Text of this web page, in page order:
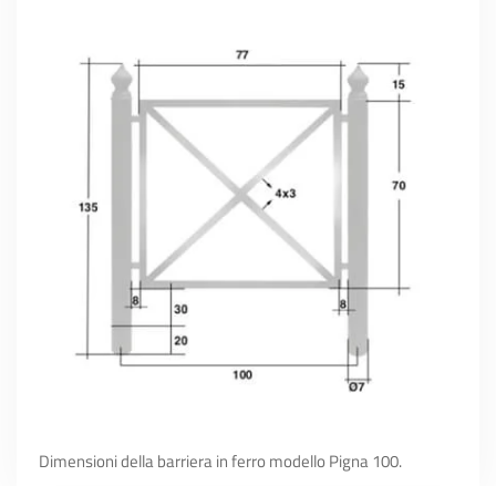
Dimensioni della barriera in ferro modello Pigna 100.